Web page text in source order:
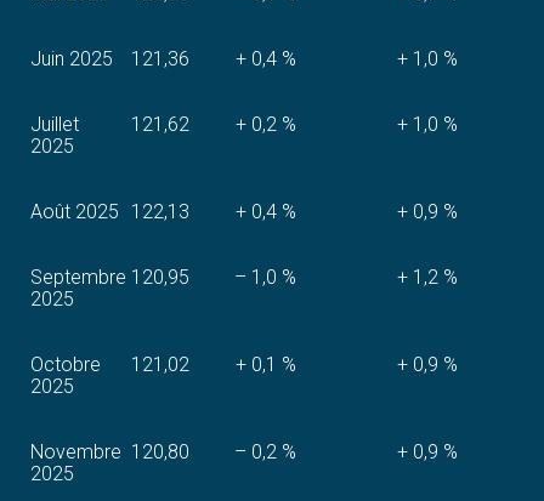
Juin 2025 121,36 + 0,4 % + 1,0 %
Juillet
2025
121,62 + 0,2 % + 1,0 %
Août 2025 122,13 + 0,4 % + 0,9 %
Septembre
2025
120,95 – 1,0 % + 1,2 %
Octobre
2025
121,02 + 0,1 % + 0,9 %
Novembre
2025
120,80 – 0,2 % + 0,9 %